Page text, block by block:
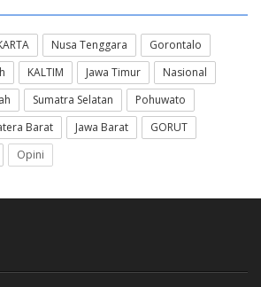
Nusa Tenggara
Gorontalo
KALTIM Jawa Timur
Nasional
Sumatra Selatan
Pohuwato
Barat Jawa Barat
GORUT
Opini